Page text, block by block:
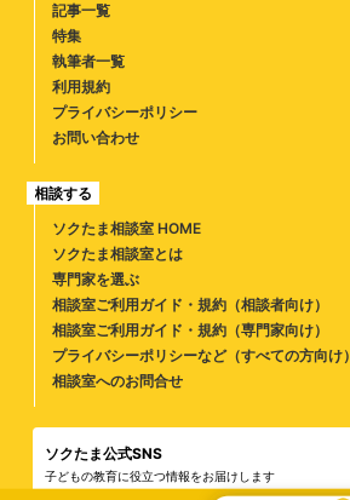
記事一覧
特集
執筆者一覧
利用規約
プライバシーポリシー
お問い合わせ
相談する
ソクたま相談室 HOME
ソクたま相談室とは
専門家を選ぶ
相談室ご利用ガイド・規約（相談者向け）
相談室ご利用ガイド・規約（専門家向け）
プライバシーポリシーなど（すべての方向け）
相談室へのお問合せ
ソクたま公式SNS
子どもの教育に役立つ情報をお届けします